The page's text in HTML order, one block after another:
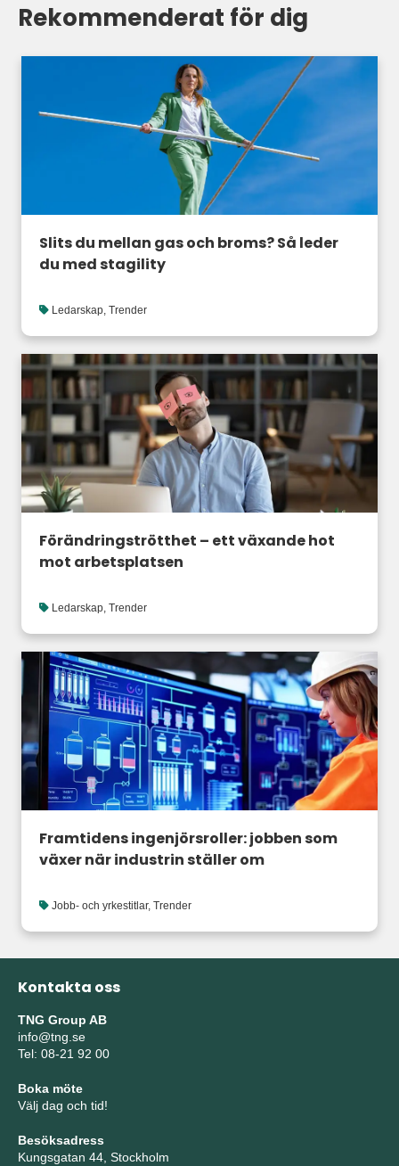
Rekommenderat för dig
Slits du mellan gas och broms? Så leder
du med stagility
Ledarskap, Trender
Förändringströtthet – ett växande hot
mot arbetsplatsen
Ledarskap, Trender
Framtidens ingenjörsroller: jobben som
växer när industrin ställer om
Jobb- och yrkestitlar, Trender
Kontakta oss
TNG Group AB
info@tng.se
Tel: 08-21 92 00
Boka möte
Välj dag och tid!
Besöksadress
Kungsgatan 44, Stockholm